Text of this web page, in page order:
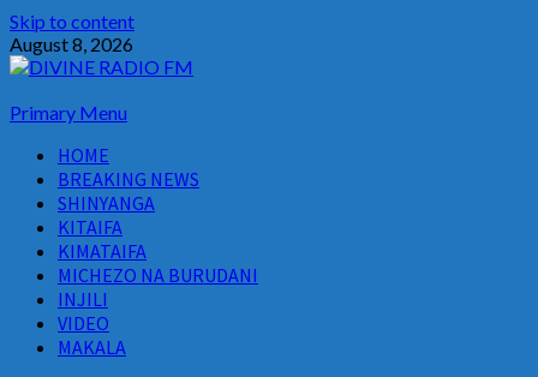
Skip to content
August 8, 2026
Primary Menu
HOME
BREAKING NEWS
SHINYANGA
KITAIFA
KIMATAIFA
MICHEZO NA BURUDANI
INJILI
VIDEO
MAKALA